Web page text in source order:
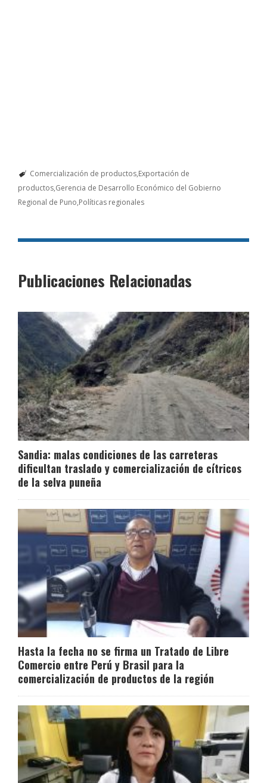
Comercialización de productos Exportación de
productos Gerencia de Desarrollo Económico del Gobierno
Regional de Puno Políticas regionales
Publicaciones Relacionadas
Sandia: malas condiciones de las carreteras
dificultan traslado y comercialización de cítricos
de la selva puneña
Hasta la fecha no se firma un Tratado de Libre
Comercio entre Perú y Brasil para la
comercialización de productos de la región